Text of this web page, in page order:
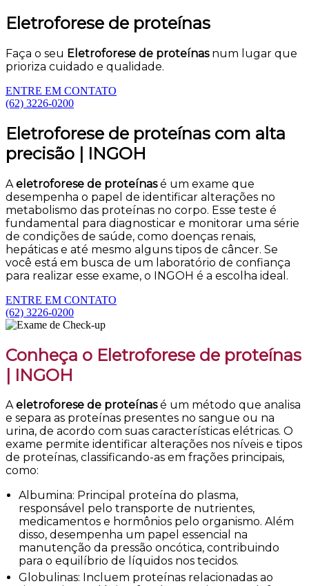
Eletroforese de proteínas
Faça o seu Eletroforese de proteínas num lugar que
prioriza cuidado e qualidade.
ENTRE EM CONTATO
(62) 3226-0200
Eletroforese de proteínas com alta
precisão | INGOH
A eletroforese de proteínasé um exame que
desempenha o papel de identificar alterações no
metabolismo das proteínas no corpo. Esse teste é
fundamental para diagnosticar e monitorar uma série
de condições de saúde, como doenças renais,
hepáticas e até mesmo alguns tipos de câncer. Se
você está em busca de um laboratório de confiança
para realizar esse exame, o INGOH é a escolha ideal.
ENTRE EM CONTATO
(62) 3226-0200
Conheça o Eletroforese de proteínas
| INGOH
Aeletroforese de proteínasé um método que analisa
e separa as proteínas presentes no sangue ou na
urina, de acordo com suas características elétricas. O
exame permite identificar alterações nos níveis e tipos
de proteínas, classificando-as em frações principais,
como:
Albumina: Principal proteína do plasma,
responsável pelo transporte de nutrientes,
medicamentos e hormônios pelo organismo. Além
disso, desempenha um papel essencial na
manutenção da pressão oncótica, contribuindo
para o equilíbrio de líquidos nos tecidos.
Globulinas: Incluem proteínas relacionadas ao